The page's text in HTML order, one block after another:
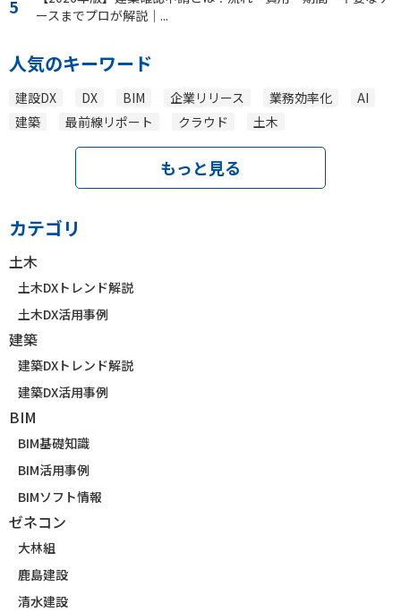
ースまでプロが解説｜...
人気のキーワード
建設DX DX BIM 企業リリース 業務効率化
AI
建築
最前線リポート クラウド 土木
もっと見る
カテゴリ
土木
土木DXトレンド解説
土木DX活用事例
建築
建築DXトレンド解説
建築DX活用事例
BIM
BIM基礎知識
BIM活用事例
BIMソフト情報
ゼネコン
大林組
鹿島建設
清水建設